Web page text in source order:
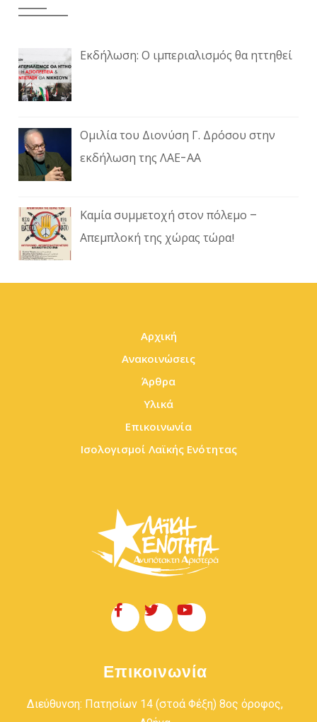
Εκδήλωση: Ο ιμπεριαλισμός θα ηττηθεί
Ομιλία του Διονύση Γ. Δρόσου στην
εκδήλωση της ΛΑΕ-ΑΑ
Καμία συμμετοχή στον πόλεμο –
Απεμπλοκή της χώρας τώρα!
Αρχική
Ανακοινώσεις
Άρθρα
Υλικά
Επικοινωνία
Ισολογισμοί Λαϊκής Ενότητας
Επικοινωνία
Διεύθυνση: Πατησίων 14 (στοά Φέξη) 8ος όροφος,